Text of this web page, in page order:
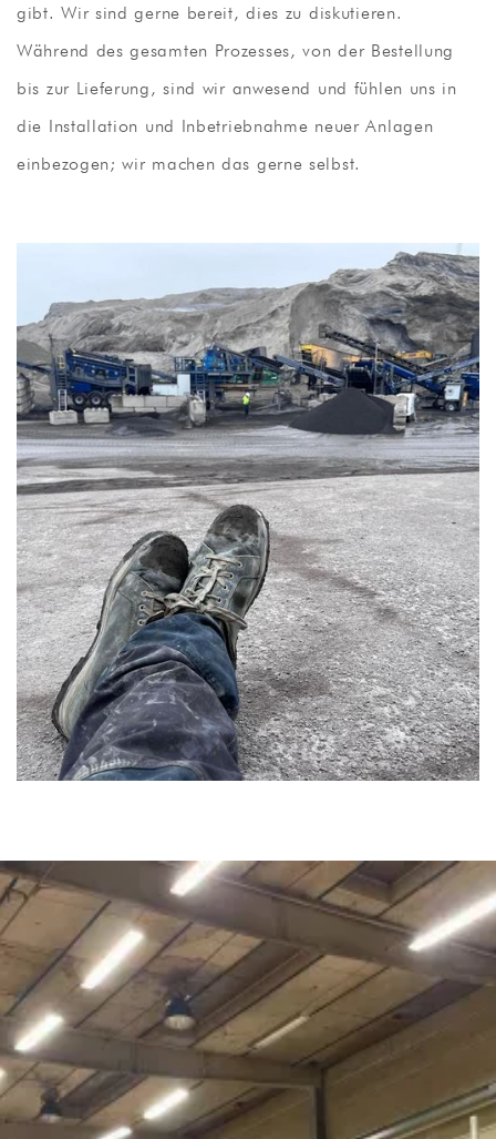
gibt. Wir sind gerne bereit, dies zu diskutieren.
Während des gesamten Prozesses, von der Bestellung
bis zur Lieferung, sind wir anwesend und fühlen uns in
die Installation und Inbetriebnahme neuer Anlagen
einbezogen; wir machen das gerne selbst.